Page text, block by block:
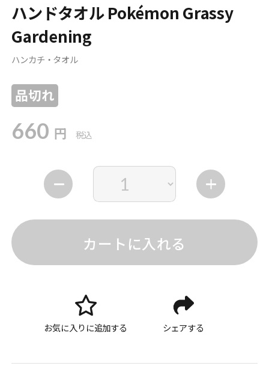
ハンドタオル Pokémon Grassy
Gardening
ハンカチ・タオル
品切れ
660 円 税込
カートに入れる
お気に入りに追加する シェアする